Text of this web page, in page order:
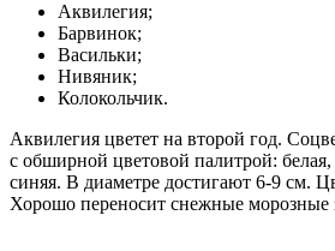
Аквилегия;
Барвинок;
Васильки;
Нивяник;
Колокольчик.
Аквилегия цветет на второй год.
с обширной цветовой палитрой:
синяя. В диаметре достигают 6-9 см.
Хорошо переносит снежные морозные